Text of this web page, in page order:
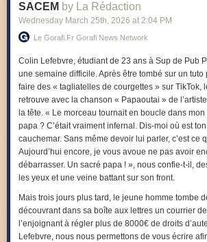
SACEM by La Rédaction
Wednesday March 25th, 2026 at 2:04 PM
Le Gorafi.fr Gorafi News Network
Colin Lefebvre, étudiant de 23 ans à Sup de Pub
une semaine difficile. Après être tombé sur un
faire des « tagliatelles de courgettes » sur TikTok,
retrouve avec la chanson « Papaoutai » de
la tête. « Le morceau tournait en boucle dans mon
papa ? C’était vraiment infernal. Dis-moi où est
cauchemar. Sans même devoir lui parler, c’est ce
Aujourd’hui encore, je vous avoue ne pas avoir
débarrasser. Un sacré papa ! », nous confie-t-il,
les yeux et une veine battant sur son front.
Mais trois jours plus tard, le jeune homme tombe
découvrant dans sa boîte aux lettres un courrier
l’enjoignant à régler plus de 8000€ de droits
Lefebvre, nous nous permettons de vous écrire